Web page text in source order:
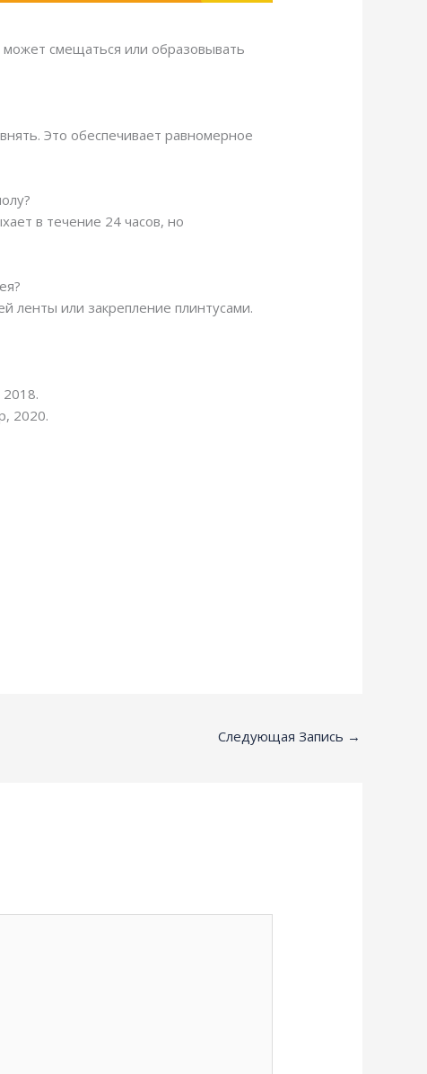
смещаться или образовывать
Это обеспечивает равномерное
в течение 24 часов, но
ленты или закрепление плинтусами.
2020.
Следующая Запись →